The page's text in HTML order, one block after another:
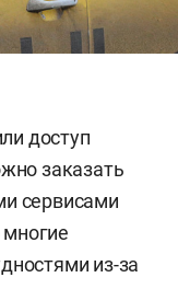
доступ
заказать
сервисами
из-за